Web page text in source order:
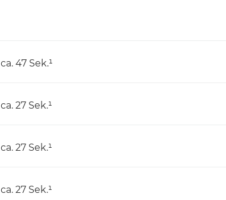
ca. 47 Sek.¹
ca. 27 Sek.¹
ca. 27 Sek.¹
ca. 27 Sek.¹